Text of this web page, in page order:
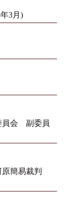
3月)
員会 副委員
簡易裁判